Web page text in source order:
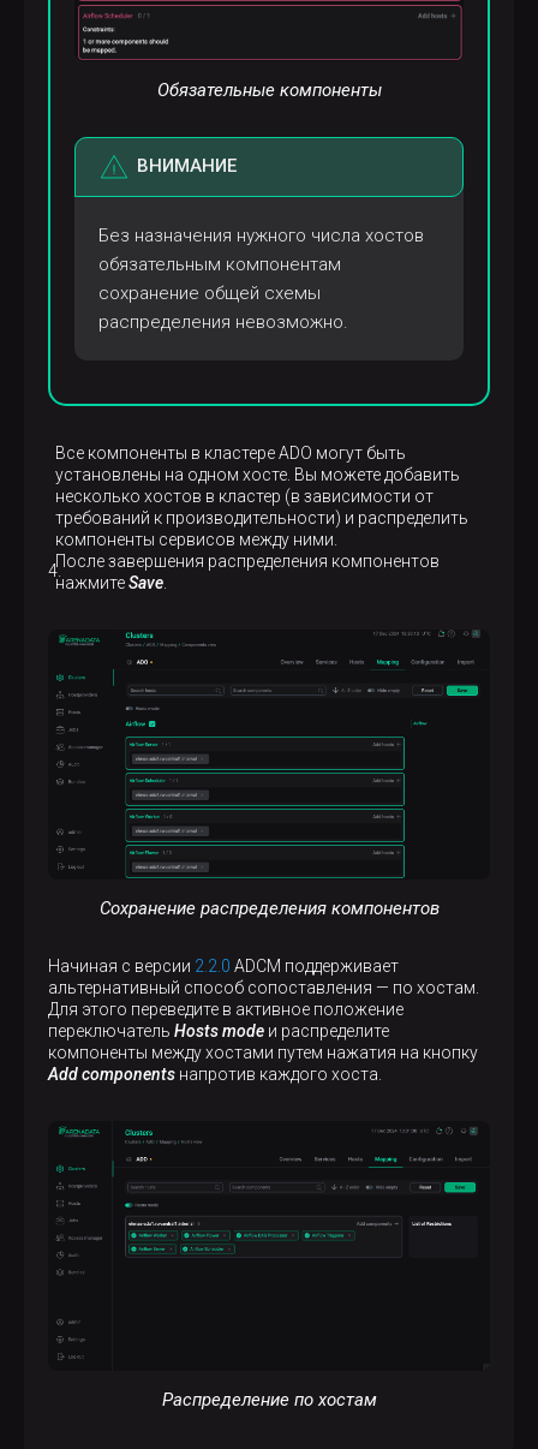
Обязательные компоненты
ВНИМАНИЕ
Без назначения нужного числа хостов
обязательным компонентам
сохранение общей схемы
распределения невозможно.
Все компоненты в кластере ADO могут быть
установлены на одном хосте. Вы можете добавить
несколько хостов в кластер (в зависимости от
требований к производительности) и распределить
компоненты сервисов между ними.
После завершения распределения компонентов
нажмитеSave
Сохранение распределения компонентов
Начиная с версии 2.2.0 ADCM поддерживает
альтернативный способ сопоставления — по хостам.
Для этого переведите в активное положение
переключатель Hosts mode и распределите
компоненты между хостами путем нажатия на кнопку
Add components напротив каждого хоста.
Распределение по хостам